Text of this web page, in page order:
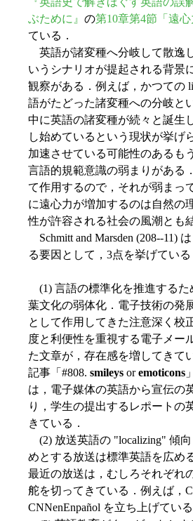
ぶために』 の第10章第4節「遠心
ている．
英語が諸変種へ分岐して散逸
いうシナリオが提起される背景
観察がある．例えば，かつての
語がたどった諸変種への分岐と
中に英語の諸変種が続々と誕生
し始めているという現状が挙げ
加速させている可能性のあるも
言語的規範意識の弱まりがある
て作用するので，それが弱まっ
に遠心力が増加するのは自然の
性が許容される社会の風潮とも
Schmitt and Marsden (208--11)
る要因として，3点を挙げている
(1) 言語の標準化を推進するた
葉文化の弱体化．電子技術の発
として作用してきた注意深く校
度と利便性を重視する電子メー
た文章が，存在感を増してきて
記事「#808. smileys oremoticons
は，電子媒体の英語から宣伝の
り，学生の提出するレポートの
きている．
(2) 放送英語の "localizing" 傾
めとする放送は標準英語を広め
最近の放送は，むしろそれぞれ
舵を切ってきている．例えば，
CNNenEnpañol を立ち上げている